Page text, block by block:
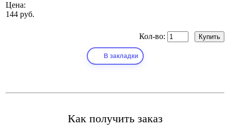
Цена:
144 руб.
Кол-во:
В закладки
Как получить заказ